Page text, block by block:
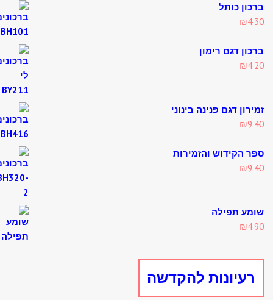
כותל
₪
דגם רימון
₪
דגם פנינה בינוני
₪
הקידוש והזמירות
₪
תפילה
₪
להקדשה